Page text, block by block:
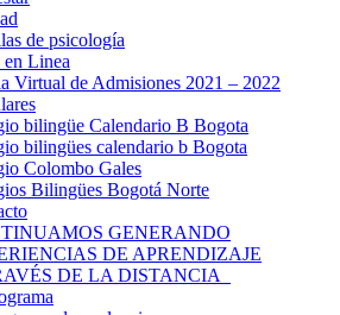
de psicología
Linea
Virtual de Admisiones 2021 – 2022
bilingüe Calendario B Bogota
bilingües calendario b Bogota
Colombo Gales
Bilingües Bogotá Norte
GENERANDO
DE APRENDIZAJE
DE LA DISTANCIA